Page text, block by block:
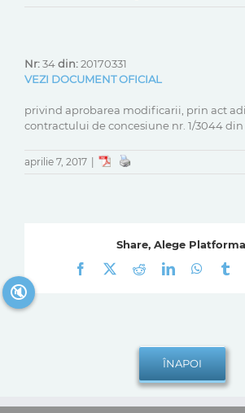
Nr:34din:20170331
VEZI DOCUMENT OFICIAL
privind aprobarea modificarii, prin act
contractului de concesiune nr. 1/3044 din
aprilie 7, 2017
Share, Alege
Facebook
RedditLinkedIn
🔇